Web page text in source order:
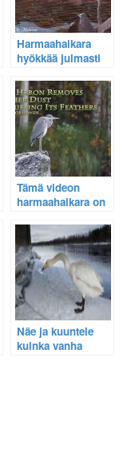
Harmaahaikara
hyökkää julmasti
kimppuun –
Onnellinen loppu
Tämä videon
harmaahaikara on
pölyhuiska
Näe ja kuuntele
kuinka vanha